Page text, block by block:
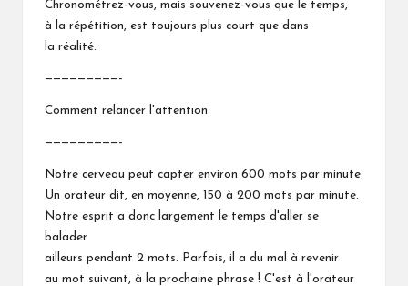
Chronométrez-vous, mais souvenez-vous que le temps,
à la répétition, est toujours plus court que dans
la réalité.
—————————-
Comment relancer l'attention
—————————-
Notre cerveau peut capter environ 600 mots par minute.
Un orateur dit, en moyenne, 150 à 200 mots par minute.
Notre esprit a donc largement le temps d'aller se
balader
ailleurs pendant 2 mots. Parfois, il a du mal à revenir
au mot suivant, à la prochaine phrase ! C'est à l'orateur